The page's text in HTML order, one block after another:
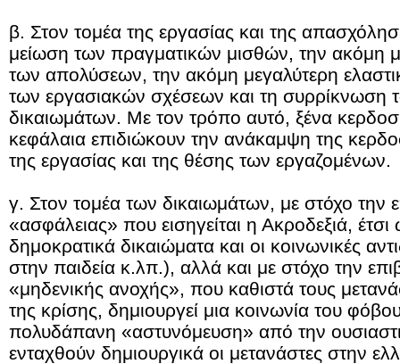
β. Στον τομέα της εργασίας και της
μείωση των πραγματικών μισθών, την ακόμη
των απολύσεων, την ακόμη μεγαλύτερη
των εργασιακών σχέσεων και τη συρρίκνωση
δικαιωμάτων. Με τον τρόπο αυτό, ξένα
κεφάλαια επιδιώκουν την ανάκαμψη της
της εργασίας και της θέσης των εργαζομένων.
γ. Στον τομέα των δικαιωμάτων, με στόχο την
«ασφάλειας» που εισηγείται η Ακροδεξιά,
δημοκρατικά δικαιώματα και οι κοινωνικές
στην παιδεία κ.λπ.), αλλά και με στόχο την
«μηδενικής ανοχής», που καθιστά τους
της κρίσης, δημιουργεί μια κοινωνία του
πολυδάπανη «αστυνόμευση» από την
ενταχθούν δημιουργικά οι μετανάστες στην